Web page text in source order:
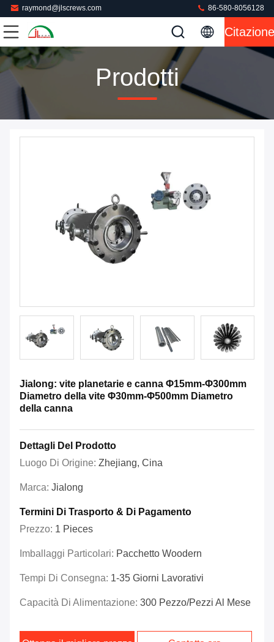
raymond@jlscrews.com 86-580-8056128
Citazione
Prodotti
Jialong: vite planetarie e canna Φ15mm-Φ300mm
Diametro della vite Φ30mm-Φ500mm Diametro
della canna
Dettagli Del Prodotto
Luogo Di Origine: Zhejiang, Cina
Marca: Jialong
Termini Di Trasporto & Di Pagamento
Prezzo: 1 Pieces
Imballaggi Particolari: Pacchetto Woodern
Tempi Di Consegna: 1-35 Giorni Lavorativi
Capacità Di Alimentazione: 300 Pezzo/pezzi Al Mese